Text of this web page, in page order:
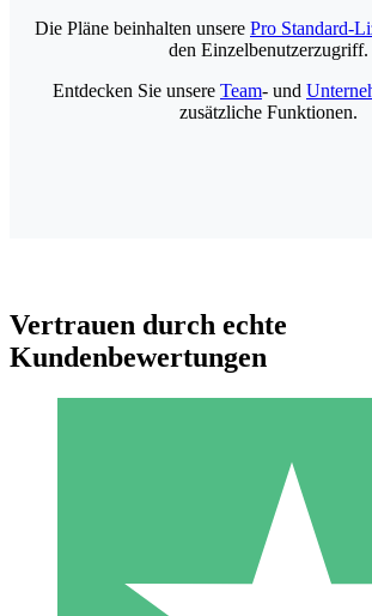
Individuelle Credit-
Zahlen Sie nach Bedarf mit Download-
monatliche Verpflichtung
Die Pläne beinhalten unsere Pro Standard-
den Einzelbenutzerzugriff.
Entdecken Sie unsere Team- und
zusätzliche Funktionen.
Vertrauen durch echte
Kundenbewertungen